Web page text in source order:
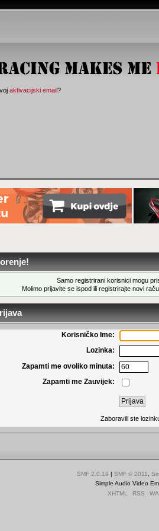
aktivacijski email?
Samo registrirani korisnici mogu
Molimo prijavite se ispod ili registrirajte novi
Korisničko Ime:
Lozinka:
Zapamti me ovoliko minuta:
Zapamti me Zauvijek:
Zaboravili ste
SMF 2.0.19 | SMF © 2011
Simple Audio Video
XHTML
RSS